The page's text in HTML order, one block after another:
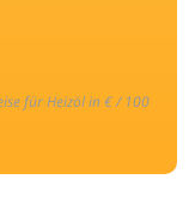
für Heizöl in € / 100